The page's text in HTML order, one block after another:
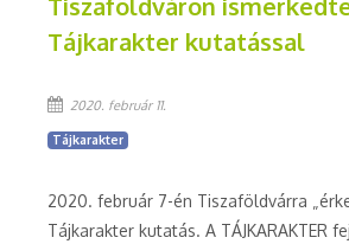
Tiszaföldváron
Tájkarakter kutatással
2020. február 11.
Tájkarakter
2020. február 7-én Tiszaföldvárra
Tájkarakter kutatás. A TÁJKARAKTER